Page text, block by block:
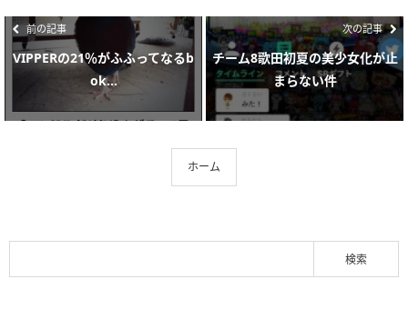
前の記事
VIPPERの21％がふふってなるb
ok...
次の記事
チーム8歌田初夏の美少女化が止
まらない件
ホーム